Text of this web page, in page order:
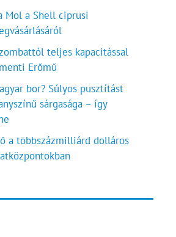
Mol a Shell ciprusi
teljes kapacitással
Erőmű
bor? Súlyos pusztítást
sárgasága – így
a többszázmilliárd dolláros